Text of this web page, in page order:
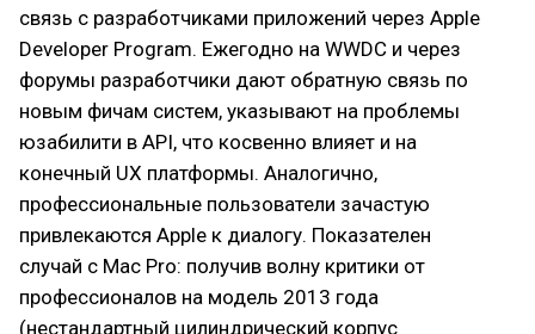
связь с разработчиками приложений через Apple
Developer Program. Ежегодно на WWDC и через
форумы разработчики дают обратную связь по
новым фичам систем, указывают на проблемы
юзабилити в API, что косвенно влияет и на
конечный UX платформы. Аналогично,
профессиональные пользователи зачастую
привлекаются Apple к диалогу. Показателен
случай с Mac Pro: получив волну критики от
профессионалов на модель 2013 года
(нестандартный цилиндрический корпус